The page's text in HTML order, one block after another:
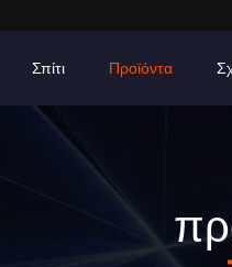
Σπίτι Προϊόντα